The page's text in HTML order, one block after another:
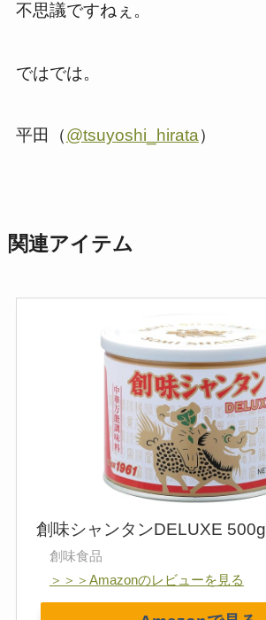
不思議ですねぇ。
ではでは。
平田（@tsuyoshi_hirata）
関連アイテム
創味シャンタンDELUXE 500g
創味食品
＞＞＞Amazonのレビューを見る